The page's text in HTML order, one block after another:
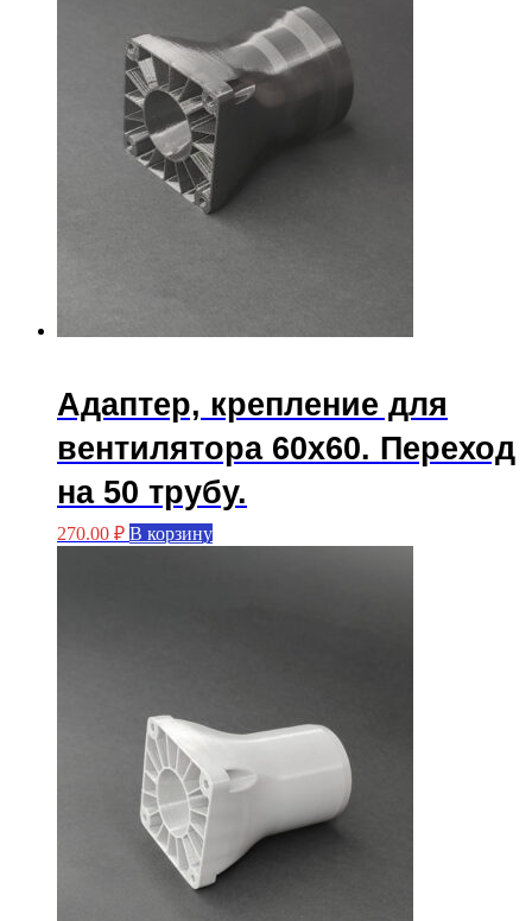
Адаптер, крепление для
вентилятора 60х60. Переход
на 50 трубу.
270.00 ₽ В корзину